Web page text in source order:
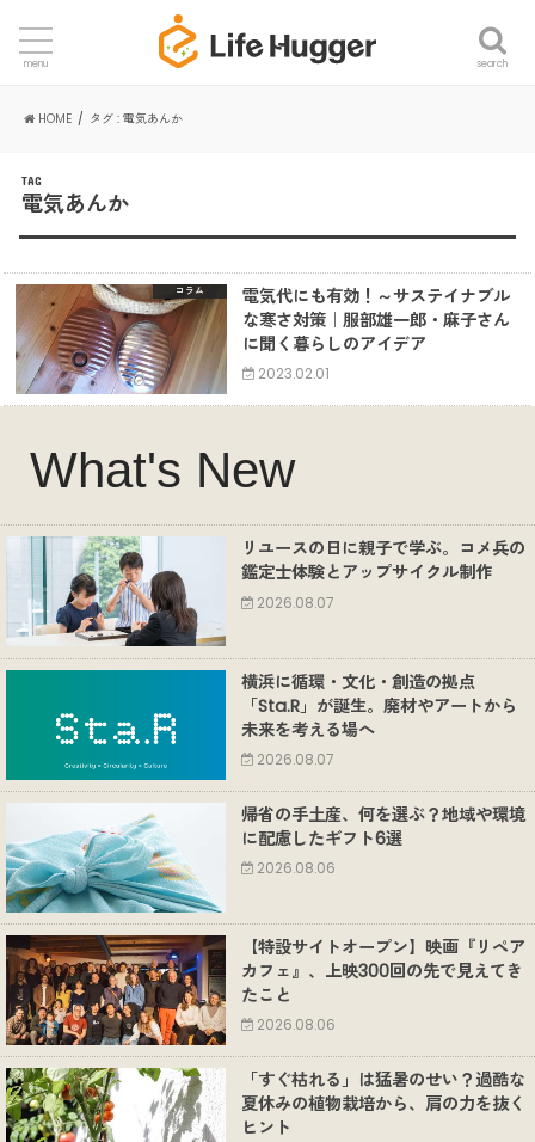
search
menu
HOME タグ : 電気あんか
TAG
電気あんか
コラム
電気代にも有効！～サステイナブル
な寒さ対策｜服部雄一郎・麻子さん
に聞く暮らしのアイデア
2023.02.01
What's New
リユースの日に親子で学ぶ。コメ兵の
鑑定士体験とアップサイクル制作
2026.08.07
横浜に循環・文化・創造の拠点
「Sta.R」が誕生。廃材やアートから
未来を考える場へ
2026.08.07
帰省の手土産、何を選ぶ？地域や環境
に配慮したギフト6選
2026.08.06
【特設サイトオープン】映画『リペア
カフェ』、上映300回の先で見えてき
たこと
2026.08.06
「すぐ枯れる」は猛暑のせい？過酷な
夏休みの植物栽培から、肩の力を抜く
ヒント